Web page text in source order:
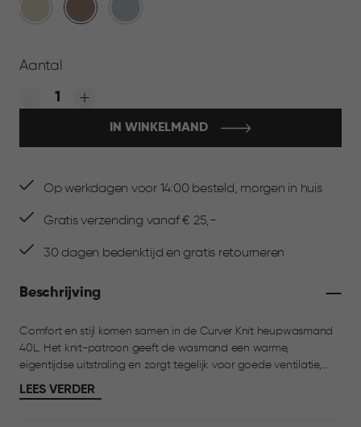
wit
Blauw
Aantal
Quantity:
IN WINKELMAND
Op werkdagen voor 14:00 besteld, morgen in huis
Gratis verzending vanaf € 25,-
30 dagen bedenktijd en gratis retourneren
Beschrijving
Comfort en stijl komen samen in de Curver Knit heupwasmand
40L. Het knit-patroon geeft de wasmand een warme,
eigentijdse uitstraling en zorgt tegelijk voor goede ventilatie,
zodat je was fris blijft. Dankzij de ergonomische handgrepen
draag je de mand comfortabel op de heup en verplaats je
LEES VERDER